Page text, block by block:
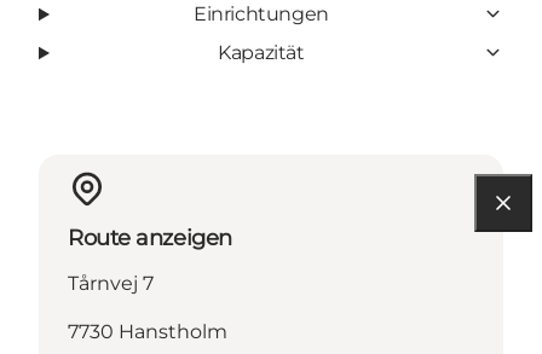
Einrichtungen
Kapazität
Route anzeigen
Tårnvej 7
7730 Hanstholm